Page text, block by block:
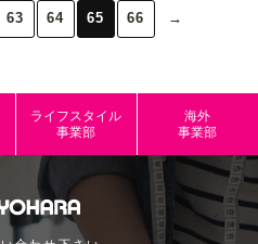
63 64 65 66 →
ライフスタイル
事業部
海外
事業部